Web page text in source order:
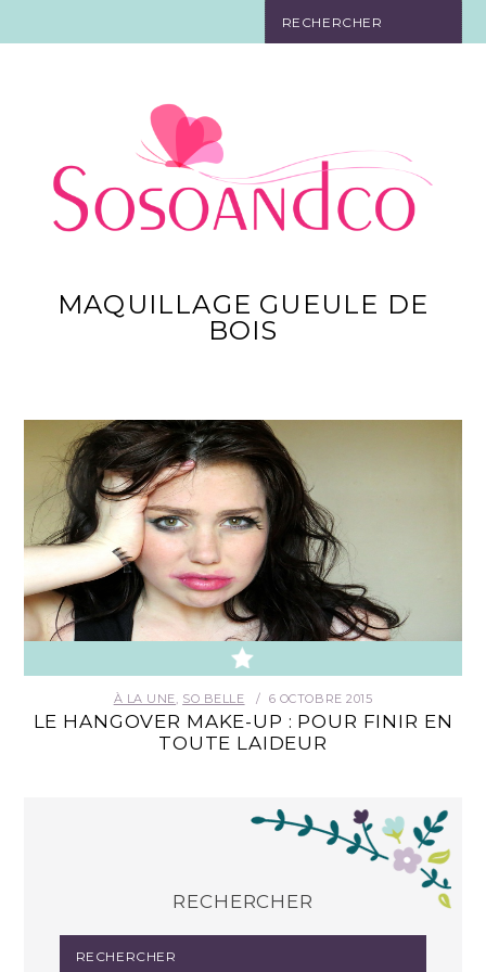
SO EN FORME
SO IN LOVE
SO DÉCO
CONTACT
MAQUILLAGE GUEULE DE
BOIS
À LA UNE SO BELLE 6 OCTOBRE 2015
LE HANGOVER MAKE-UP : POUR FINIR EN
TOUTE LAIDEUR
RECHERCHER